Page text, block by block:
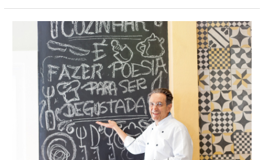
APRENDER
COZINHAR
GALINHA
CABIDELA